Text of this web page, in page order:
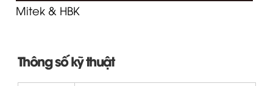
Mitek & HBK
Thông số kỹ thuật